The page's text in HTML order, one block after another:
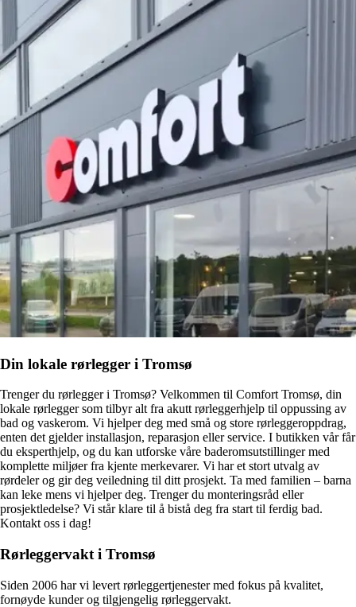
Din lokale rørlegger i Tromsø
Trenger du rørlegger i Tromsø? Velkommen til Comfort Tromsø, din
lokale rørlegger som tilbyr alt fra akutt rørleggerhjelp til oppussing av
bad og vaskerom. Vi hjelper deg med små og store rørleggeroppdrag,
enten det gjelder installasjon, reparasjon eller service. I butikken vår får
du eksperthjelp, og du kan utforske våre baderomsutstillinger med
komplette miljøer fra kjente merkevarer. Vi har et stort utvalg av
rørdeler og gir deg veiledning til ditt prosjekt. Ta med familien – barna
kan leke mens vi hjelper deg. Trenger du monteringsråd eller
prosjektledelse? Vi står klare til å bistå deg fra start til ferdig bad.
Kontakt oss i dag!
Rørleggervakt i Tromsø
Siden 2006 har vi levert rørleggertjenester med fokus på kvalitet,
fornøyde kunder og tilgjengelig rørleggervakt.